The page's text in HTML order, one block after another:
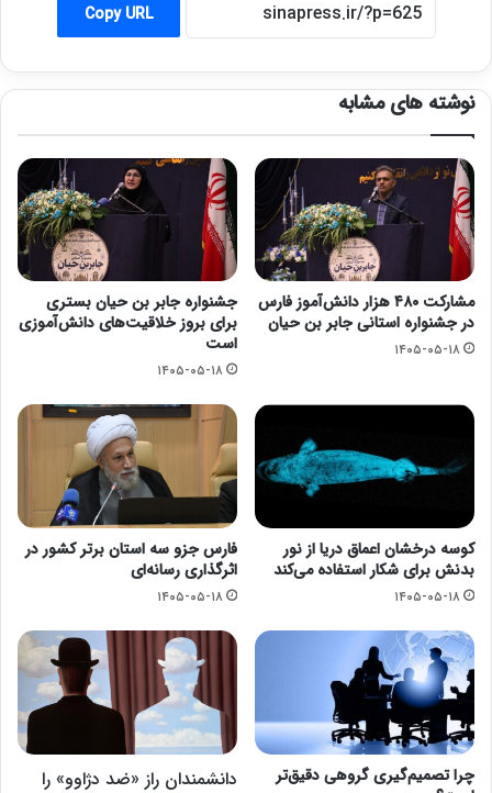
Copy URL
نوشته های مشابه
مشارکت ۴۸۰ هزار دانش‌آموز فارس
در جشنواره استانی جابر بن حیان
۱۴۰۵-۰۵-۱۸
جشنواره جابر بن حیان بستری
برای بروز خلاقیت‌های دانش‌آموزی
است
۱۴۰۵-۰۵-۱۸
کوسه درخشان اعماق دریا از نور
بدنش برای شکار استفاده می‌کند
۱۴۰۵-۰۵-۱۸
فارس جزو سه استان برتر کشور در
اثرگذاری رسانه‌ای
۱۴۰۵-۰۵-۱۸
چرا تصمیم‌گیری گروهی دقیق‌تر
دانشمندان راز «ضد دژاوو» را